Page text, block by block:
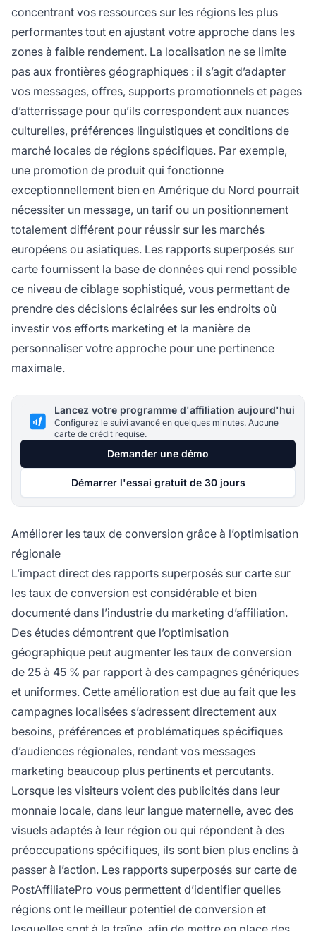
concentrant vos ressources sur les régions les plus
performantes tout en ajustant votre approche dans les
zones à faible rendement. La localisation ne se limite
pas aux frontières géographiques : il s’agit d’adapter
vos messages, offres, supports promotionnels et pages
d’atterrissage pour qu’ils correspondent aux nuances
culturelles, préférences linguistiques et conditions de
marché locales de régions spécifiques. Par exemple,
une promotion de produit qui fonctionne
exceptionnellement bien en Amérique du Nord pourrait
nécessiter un message, un tarif ou un positionnement
totalement différent pour réussir sur les marchés
européens ou asiatiques. Les rapports superposés sur
carte fournissent la base de données qui rend possible
ce niveau de ciblage sophistiqué, vous permettant de
prendre des décisions éclairées sur les endroits où
investir vos efforts marketing et la manière de
personnaliser votre approche pour une pertinence
maximale.
Lancez votre programme d'affiliation aujourd'hui
Configurez le suivi avancé en quelques minutes. Aucune
carte de crédit requise.
Demander une démo
Démarrer l'essai gratuit de 30 jours
Améliorer les taux de conversion grâce à l’optimisation
régionale
L’impact direct des rapports superposés sur carte sur
les taux de conversion est considérable et bien
documenté dans l’industrie du marketing d’affiliation.
Des études démontrent que l’optimisation
géographique peut augmenter les taux de conversion
de 25 à 45 % par rapport à des campagnes génériques
et uniformes. Cette amélioration est due au fait que les
campagnes localisées s’adressent directement aux
besoins, préférences et problématiques spécifiques
d’audiences régionales, rendant vos messages
marketing beaucoup plus pertinents et percutants.
Lorsque les visiteurs voient des publicités dans leur
monnaie locale, dans leur langue maternelle, avec des
visuels adaptés à leur région ou qui répondent à des
préoccupations spécifiques, ils sont bien plus enclins à
passer à l’action. Les rapports superposés sur carte de
PostAffiliatePro vous permettent d’identifier quelles
régions ont le meilleur potentiel de conversion et